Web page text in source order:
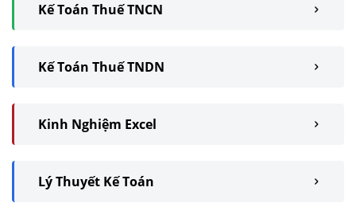
Kế Toán Thuế TNCN
Kế Toán Thuế TNDN
Kinh Nghiệm Excel
Lý Thuyết Kế Toán